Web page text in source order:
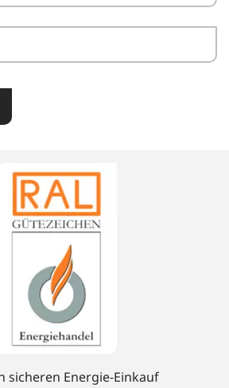
sicheren Energie-Einkauf